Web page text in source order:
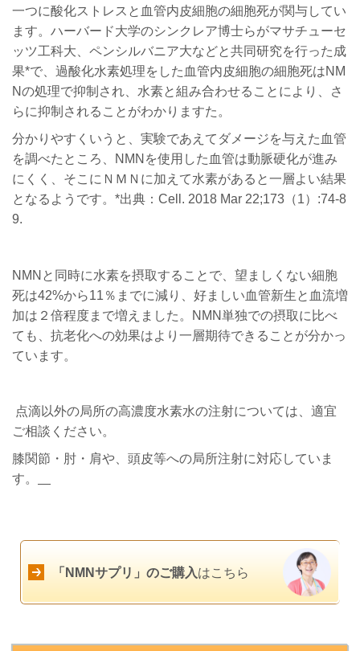
一つに酸化ストレスと血管内皮細胞の細胞死が関与してい
ます。ハーバード大学のシンクレア博士らがマサチューセ
ッツ工科大、ペンシルバニア大などと共同研究を行った成
果*で、 過酸化水素処理をした血管内皮細胞の細胞死はNM
Nの処理で抑制され、水素と組み合わせることにより、さ
らに抑制されることがわかりますた。
分かりやすくいうと、実験であえてダメージを与えた血管
を調べたところ、NMNを使用した血管は動脈硬化が進み
にくく、そこにＮＭＮに加えて水素があると一層よい結果
となるようです。*出典：Cell. 2018 Mar 22;173（1）:74-8
9.
NMN と同時に水素を摂取することで、望ましくない細胞
死は42%から11 ％までに減り、好ましい血管新生と血流増
加は２倍程度まで増えました。NMN単独での摂取に比べ
ても、抗老化への効果はより一層期待できることが分かっ
ています。
点滴以外の局所の高濃度水素水の注射については、適宜
ご相談ください。
膝関節・肘・肩や、頭皮等への局所注射に対応していま
す。
「NMNサプリ」のご購入はこちら